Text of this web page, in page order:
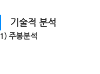
기술적 분석
1) 주봉분석